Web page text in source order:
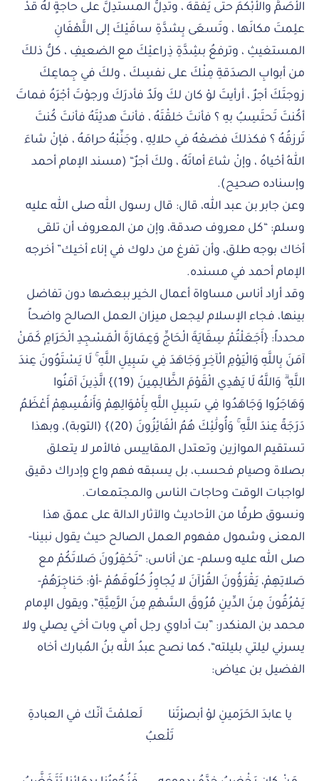
الأصَمَّ والأبْكمَ حتى يَفقَهَ ، وتُدِلُّ المستدِلَّ على حاجةٍ لهُ قدْ
علِمتَ مكانَها ، وتَسعَى بِشدَّةِ ساقَيْكَ إلى اللَّهْفَانِ
المستغيثِ ، وترفعُ بشِدَّةِ ذِراعيْكَ مع الضعيفِ ، كلُّ ذلكَ
من أبوابِ الصدَقةِ مِنْكَ على نفسِكَ ، ولكَ في جِماعِكَ
زوجتَكَ أجرٌ ، أرأيتَ لوْ كان لكَ ولَدٌ فأدرَكَ ورجوْتَ أجْرَهُ فماتَ
أكُنتَ تَحتَسِبُ بهِ ؟ فأنتَ خلقْتَهُ ، فأنتَ هديْتَهُ فأنتَ كُنتَ
تَرزقُهُ ؟ فكذلكَ فضعْهُ في حلالِهِ ، وجَنِّبْهُ حرامَهُ ، فإنْ شاءَ
اللهُ أحْياهُ ، وإنْ شاءَ أماتَهُ ، ولكَ أجرٌ“ (مسند الإمام أحمد
وإسناده صحيح).
وعن جابر بن عبد الله، قال: قال رسول الله صلى الله عليه
وسلم: “كل معروف صدقة، وإن من المعروف أن تلقى
أخاك بوجه طلق، وأن تفرغ من دلوك في إناء أخيك” أخرجه
الإمام أحمد في مسنده.
وقد أراد أناس مساواة أعمال الخير ببعضها دون تفاضل
بينها، فجاء الإسلام ليجعل ميزان العمل الصالح واضحاً
محدداً: {أَجَعَلْتُمْ سِقَايَةَ الْحَاجِّ وَعِمَارَةَ الْمَسْجِدِ الْحَرَامِ كَمَنْ
آمَنَ بِاللَّهِ وَالْيَوْمِ الْآخِرِ وَجَاهَدَ فِي سَبِيلِ اللَّهِ ۚ لَا يَسْتَوُونَ عِندَ
اللَّهِ ۗ وَاللَّهُ لَا يَهْدِي الْقَوْمَ الظَّالِمِينَ (19)} الَّذِينَ آمَنُوا
وَهَاجَرُوا وَجَاهَدُوا فِي سَبِيلِ اللَّهِ بِأَمْوَالِهِمْ وَأَنفُسِهِمْ أَعْظَمُ
دَرَجَةً عِندَ اللَّهِ ۚ وَأُولَٰئِكَ هُمُ الْفَائِزُونَ (20)} (التوبة)، وبهذا
تستقيم الموازين وتعتدل المقاييس فالأمر لا يتعلق
بصلاة وصيام فحسب، بل يسبقه فهم واع وإدراك دقيق
لواجبات الوقت وحاجات الناس والمجتمعات.
ونسوق طرفًا من الأحاديث والآثار الدالة على عمق هذا
المعنى وشمول مفهوم العمل الصالح حيث يقول نبينا-
صلى الله عليه وسلم- عن أناس: “تَحْقِرُونَ صَلاتَكُمْ مع
صَلاتِهِمْ، يَقْرَؤُونَ القُرْآنَ لا يُجاوِزُ حُلُوقَهُمْ -أوْ: حَناجِرَهُمْ-
يَمْرُقُونَ مِنَ الدِّينِ مُرُوقَ السَّهْمِ مِنَ الرَّمِيَّةِ“، ويقول الإمام
محمد بن المنكدر: ”بت أداوي رجل أمي وبات أخي يصلي ولا
يسرني ليلتي بليلته“، كما نصح عبدُ الله بنُ المُبارك أخاه
الفضيل بن عياض:
يا عابدَ الحَرَمينِ لوْ أبصرْتَنا لَعلمْتَ أنّك في العبادةِ
تَلْعبُ